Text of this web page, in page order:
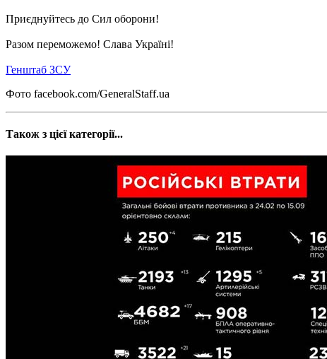
Приєднуйтесь до Сил оборони!
Разом переможемо! Слава Україні!
Генштаб ЗСУ
Фото facebook.com/GeneralStaff.ua
Також з цієї категорії...